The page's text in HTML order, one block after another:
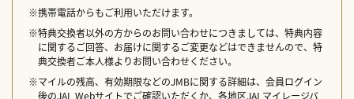
本体重量：約2,600g
素材：外側地（二層構造）／上層・ポリエステル100%、下層・ポリ
エステル100%
ユニット側地／ポリエステル85%、綿15%
中身：ポリエチレン
生産国：中国
※携帯電話からもご利用いただけます。
※特典交換者以外の方からのお問い合わせにつきましては、特典内容
に関するご回答、お届けに関するご変更などはできませんので、特
典交換者ご本人様よりお問い合わせください。
※マイルの残高、有効期限などのJMBに関する詳細は、会員ログイン
後のJAL Webサイトでご確認いただくか、各地区JALマイレージバ